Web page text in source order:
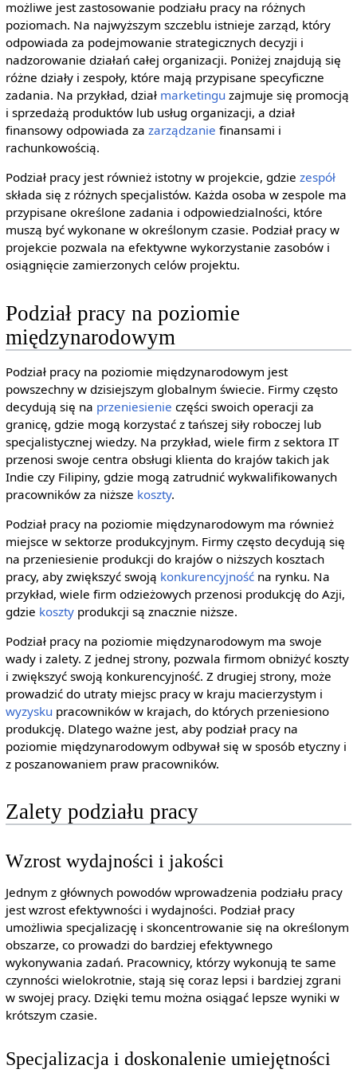
możliwe jest zastosowanie podziału pracy na różnych
poziomach. Na najwyższym szczeblu istnieje zarząd, który
odpowiada za podejmowanie strategicznych decyzji i
nadzorowanie działań całej organizacji. Poniżej znajdują się
różne działy i zespoły, które mają przypisane specyficzne
zadania. Na przykład, dział marketingu zajmuje się promocją
i sprzedażą produktów lub usług organizacji, a dział
finansowy odpowiada za zarządzanie finansami i
rachunkowością.
Podział pracy jest również istotny w projekcie, gdzie zespół
składa się z różnych specjalistów. Każda osoba w zespole ma
przypisane określone zadania i odpowiedzialności, które
muszą być wykonane w określonym czasie. Podział pracy w
projekcie pozwala na efektywne wykorzystanie zasobów i
osiągnięcie zamierzonych celów projektu.
Podział pracy na poziomie
międzynarodowym
Podział pracy na poziomie międzynarodowym jest
powszechny w dzisiejszym globalnym świecie. Firmy często
decydują się na przeniesienie części swoich operacji za
granicę, gdzie mogą korzystać z tańszej siły roboczej lub
specjalistycznej wiedzy. Na przykład, wiele firm z sektora IT
przenosi swoje centra obsługi klienta do krajów takich jak
Indie czy Filipiny, gdzie mogą zatrudnić wykwalifikowanych
pracowników za niższe koszty.
Podział pracy na poziomie międzynarodowym ma również
miejsce w sektorze produkcyjnym. Firmy często decydują się
na przeniesienie produkcji do krajów o niższych kosztach
pracy, aby zwiększyć swoją konkurencyjnośćna rynku. Na
przykład, wiele firm odzieżowych przenosi produkcję do Azji,
gdzie kosztyprodukcji są znacznie niższe.
Podział pracy na poziomie międzynarodowym ma swoje
wady i zalety. Z jednej strony, pozwala firmom obniżyć koszty
i zwiększyć swoją konkurencyjność. Z drugiej strony, może
prowadzić do utraty miejsc pracy w kraju macierzystym i
wyzysku pracowników w krajach, do których przeniesiono
produkcję. Dlatego ważne jest, aby podział pracy na
poziomie międzynarodowym odbywał się w sposób etyczny i
z poszanowaniem praw pracowników.
Zalety podziału pracy
Wzrost wydajności i jakości
Jednym z głównych powodów wprowadzenia podziału pracy
jest wzrost efektywności i wydajności. Podział pracy
umożliwia specjalizację i skoncentrowanie się na określonym
obszarze, co prowadzi do bardziej efektywnego
wykonywania zadań. Pracownicy, którzy wykonują te same
czynności wielokrotnie, stają się coraz lepsi i bardziej zgrani
w swojej pracy. Dzięki temu można osiągać lepsze wyniki w
krótszym czasie.
Specjalizacja i doskonalenie umiejętności